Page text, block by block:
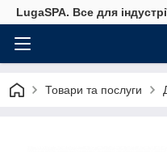
LugaSPA. Все для
Товари та послуги